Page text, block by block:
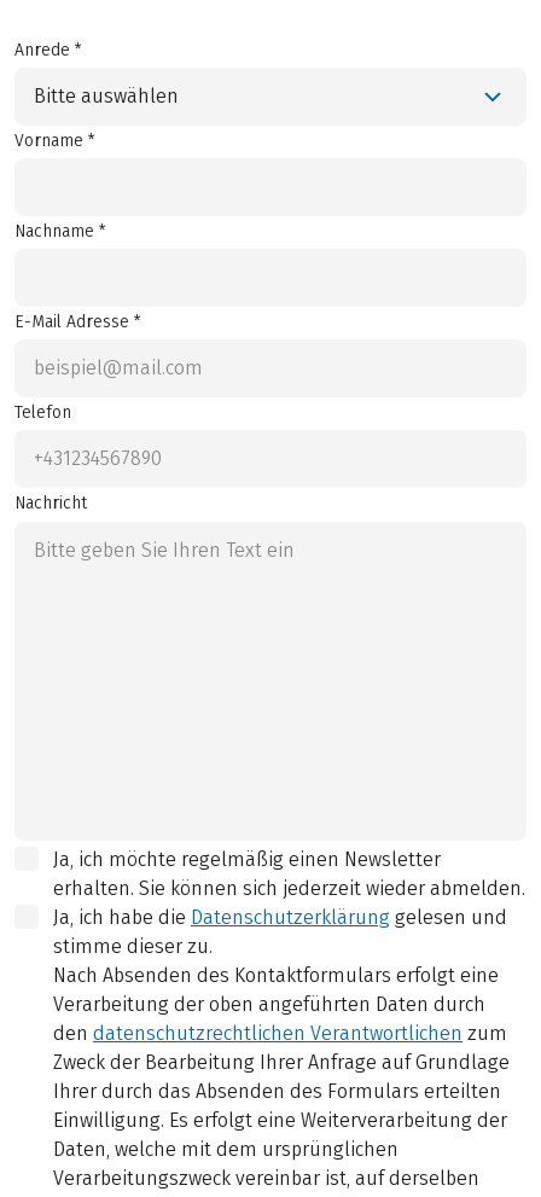
Anrede *
Bitte auswählen
Vorname *
Nachname *
E-Mail Adresse *
Telefon
Nachricht
Ja, ich möchte regelmäßig einen Newsletter
erhalten. Sie können sich jederzeit wieder abmelden.
Ja, ich habe die Datenschutzerklärung gelesen und
stimme dieser zu.
Nach Absenden des Kontaktformulars erfolgt eine
Verarbeitung der oben angeführten Daten durch
den datenschutzrechtlichen Verantwortlichen zum
Zweck der Bearbeitung Ihrer Anfrage auf Grundlage
Ihrer durch das Absenden des Formulars erteilten
Einwilligung. Es erfolgt eine Weiterverarbeitung der
Daten, welche mit dem ursprünglichen
Verarbeitungszweck vereinbar ist, auf derselben